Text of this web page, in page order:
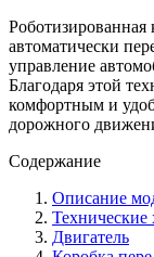
Роботизированная
автоматически
управление
Благодаря этой
комфортным и
дорожного
Содержание
Описание
Технические
Двигатель